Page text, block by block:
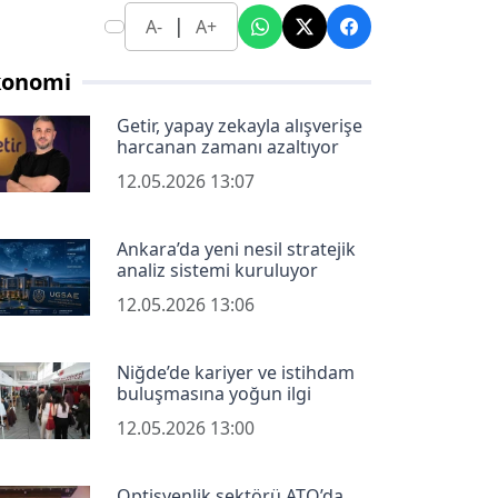
A- | A+
Getir, yapay zekayla alışverişe
harcanan zamanı azaltıyor
12.05.2026 13:07
Ankara’da yeni nesil stratejik
analiz sistemi kuruluyor
12.05.2026 13:06
Niğde’de kariyer ve istihdam
buluşmasına yoğun ilgi
12.05.2026 13:00